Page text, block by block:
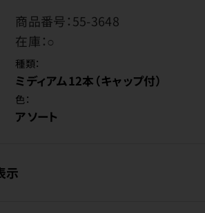
商品番号：55-3648
在庫：○
種類：
ミディアム12本（キャップ付）
色：
アソート
示